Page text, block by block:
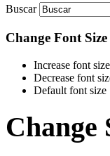
Buscar
Change Font Size
Increase font size
Decrease font
Default font size
Change